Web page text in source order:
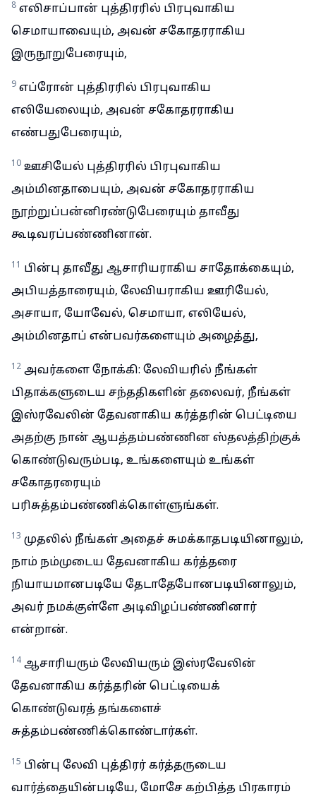
8 எலிசாப்பான் புத்திரரில் பிரபுவாகிய
செமாயாவையும், அவன் சகோதரராகிய
இருநூறுபேரையும்,
9 எப்ரோன் புத்திரரில் பிரபுவாகிய
எலியேலையும், அவன் சகோதரராகிய
எண்பதுபேரையும்,
10 ஊசியேல் புத்திரரில் பிரபுவாகிய
அம்மினதாபையும், அவன் சகோதரராகிய
நூற்றுப்பன்னிரண்டுபேரையும் தாவீது
கூடிவரப்பண்ணினான்.
11 பின்பு தாவீது ஆசாரியராகிய சாதோக்கையும்,
அபியத்தாரையும், லேவியராகிய ஊரியேல்,
அசாயா, யோவேல், செமாயா, எலியேல்,
அம்மினதாப் என்பவர்களையும் அழைத்து,
12 அவர்களை நோக்கி: லேவியரில் நீங்கள்
பிதாக்களுடைய சந்ததிகளின் தலைவர், நீங்கள்
இஸ்ரவேலின் தேவனாகிய கர்த்தரின் பெட்டியை
அதற்கு நான் ஆயத்தம்பண்ணின ஸ்தலத்திற்குக்
கொண்டுவரும்படி, உங்களையும் உங்கள்
சகோதரரையும்
பரிசுத்தம்பண்ணிக்கொள்ளுங்கள்.
13 முதலில் நீங்கள் அதைச் சுமக்காதபடியினாலும்,
நாம் நம்முடைய தேவனாகிய கர்த்தரை
நியாயமானபடியே தேடாதேபோனபடியினாலும்,
அவர் நமக்குள்ளே அடிவிழப்பண்ணினார்
என்றான்.
14 ஆசாரியரும் லேவியரும் இஸ்ரவேலின்
தேவனாகிய கர்த்தரின் பெட்டியைக்
கொண்டுவரத் தங்களைச்
சுத்தம்பண்ணிக்கொண்டார்கள்.
15 பின்பு லேவி புத்திரர் கர்த்தருடைய
வார்த்தையின்படியே, மோசே கற்பித்த பிரகாரம்